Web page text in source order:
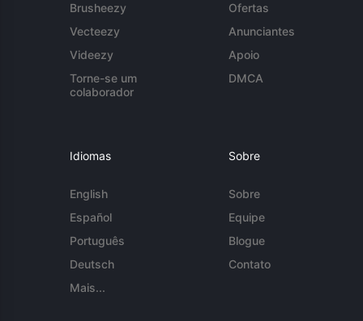
Brusheezy
Vecteezy
Videezy
Torne-se um
colaborador
Ofertas
Anunciantes
Apoio
DMCA
Idiomas
English
Español
Português
Deutsch
Mais...
Sobre
Sobre
Equipe
Blogue
Contato